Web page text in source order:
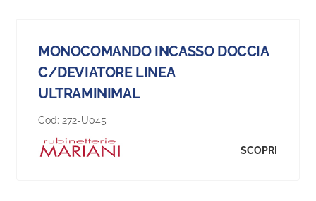
MONOCOMANDO INCASSO DOCCIA
C/DEVIATORE LINEA
ULTRAMINIMAL
Cod: 272-U045
SCOPRI